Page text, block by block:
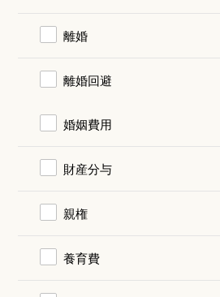
離婚
離婚回避
婚姻費用
財産分与
親権
養育費